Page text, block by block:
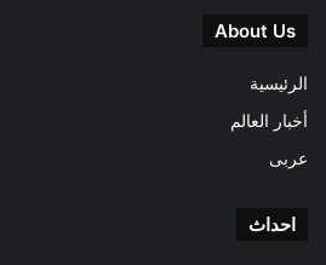
About Us
الرئيسية
أخبار العالم
عربى
احداث